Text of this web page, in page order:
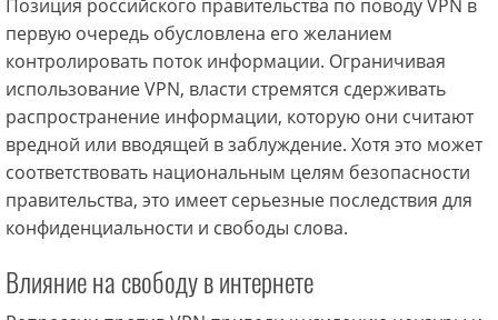
Позиция российского правительства по поводу VPN в
первую очередь обусловлена его желанием
контролировать поток информации. Ограничивая
использование VPN, власти стремятся сдерживать
распространение информации, которую они считают
вредной или вводящей в заблуждение. Хотя это может
соответствовать национальным целям безопасности
правительства, это имеет серьезные последствия для
конфиденциальности и свободы слова.
Влияние на свободу в интернете